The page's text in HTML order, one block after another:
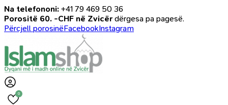
Na telefononi: +41 79 469 50 36
Porositë 60. -CHF në Zvicër dërgesa pa pagesë.
Përcjell porosinëFacebookInstagram
0